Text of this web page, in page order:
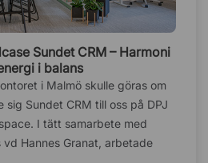
Sundet CRM – Harmoni
i balans
i Malmö skulle göras om
sig Sundet CRM till oss på DPJ
I tätt samarbete med
vd Hannes Granat, arbetade